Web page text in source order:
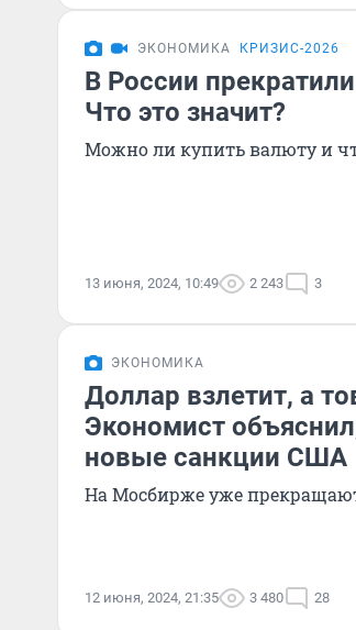
ЭКОНОМИКА КРИЗИС-2026
В России
Что это значит?
Можно ли купить валюту и
13 июня, 2024, 10:49 2 243 3
ЭКОНОМИКА
Доллар взлетит, а
Экономист
новые санкции США
На Мосбирже уже
12 июня, 2024, 21:35 3 480 28